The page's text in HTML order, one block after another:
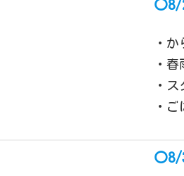
〇
・
・
・
・ご
〇